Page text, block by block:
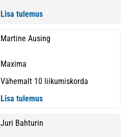
Lisa tulemus
Martine Ausing
Maxima
Vähemalt 10 liikumiskorda
Lisa tulemus
Juri Bahturin